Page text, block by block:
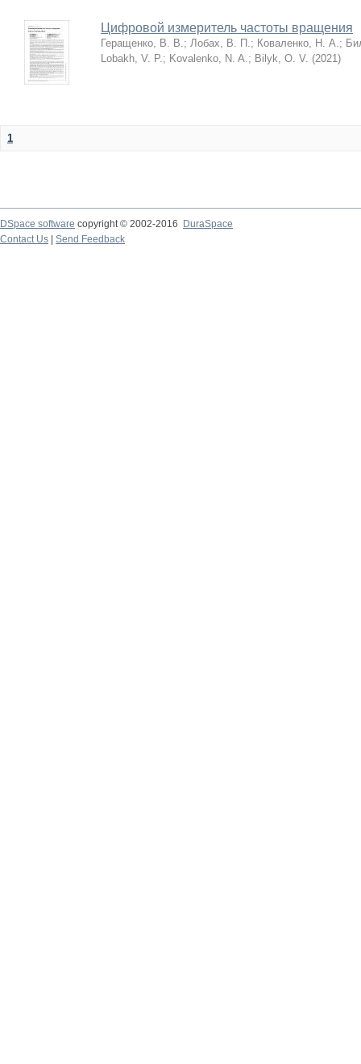
Цифровой измеритель частоты вращения
Геращенко, В. В.; Лобах, В. П.; Коваленко, Н. А.;
Lobakh, V. P.; Kovalenko, N. A.; Bilyk, O. V. (2021)
1
DSpace software copyright © 2002-2016
DuraSpace
Contact Us
Send Feedback